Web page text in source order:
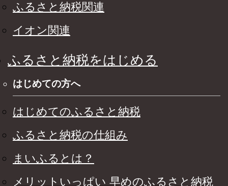
ふるさと納税関連
イオン関連
ふるさと納税をはじめる
はじめての方へ
はじめてのふるさと納税
ふるさと納税の仕組み
まいふるとは？
メリットいっぱい 早めのふるさと納税